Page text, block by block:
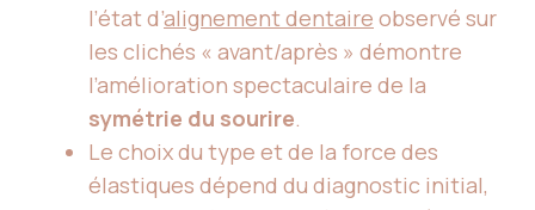
l’état d’alignement dentaire observé sur
les clichés « avant/après » démontre
l’amélioration spectaculaire de la
symétrie du sourire.
Le choix du type et de la force des
élastiques dépend du diagnostic initial,